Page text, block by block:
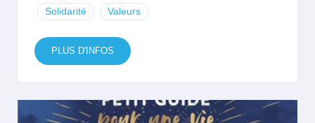
Solidarité Valeurs
PLUS D'INFOS